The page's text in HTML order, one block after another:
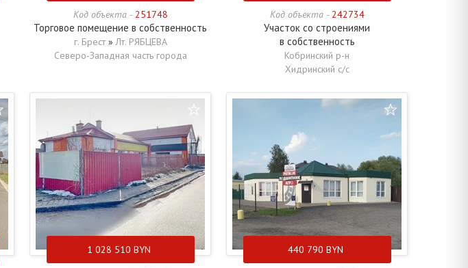
Код объекта - 251748
Торговое помещение в собственность
г. Брест » Лт. РЯБЦЕВА
Северо-Западная часть города
Код объекта - 242734
Участок со строениями
в собственность
Кобринский р-н
Хидринский с/с
1 028 510 BYN 440 790 BYN